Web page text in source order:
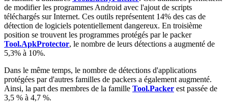
de modifier les programmes Android avec l'ajout de scripts
téléchargés sur Internet. Ces outils représentent 14% des cas de
détection de logiciels potentiellement dangereux. En troisième
position se trouvent les programmes protégés par le packer
Tool.ApkProtector, le nombre de leurs détections a augmenté de
5,3% à 10%.
Dans le même temps, le nombre de détections d'applications
protégées par d'autres familles de packers a également augmenté.
Ainsi, la part des membres de la famille Tool.Packer est passée de
3,5 % à 4,7 %.